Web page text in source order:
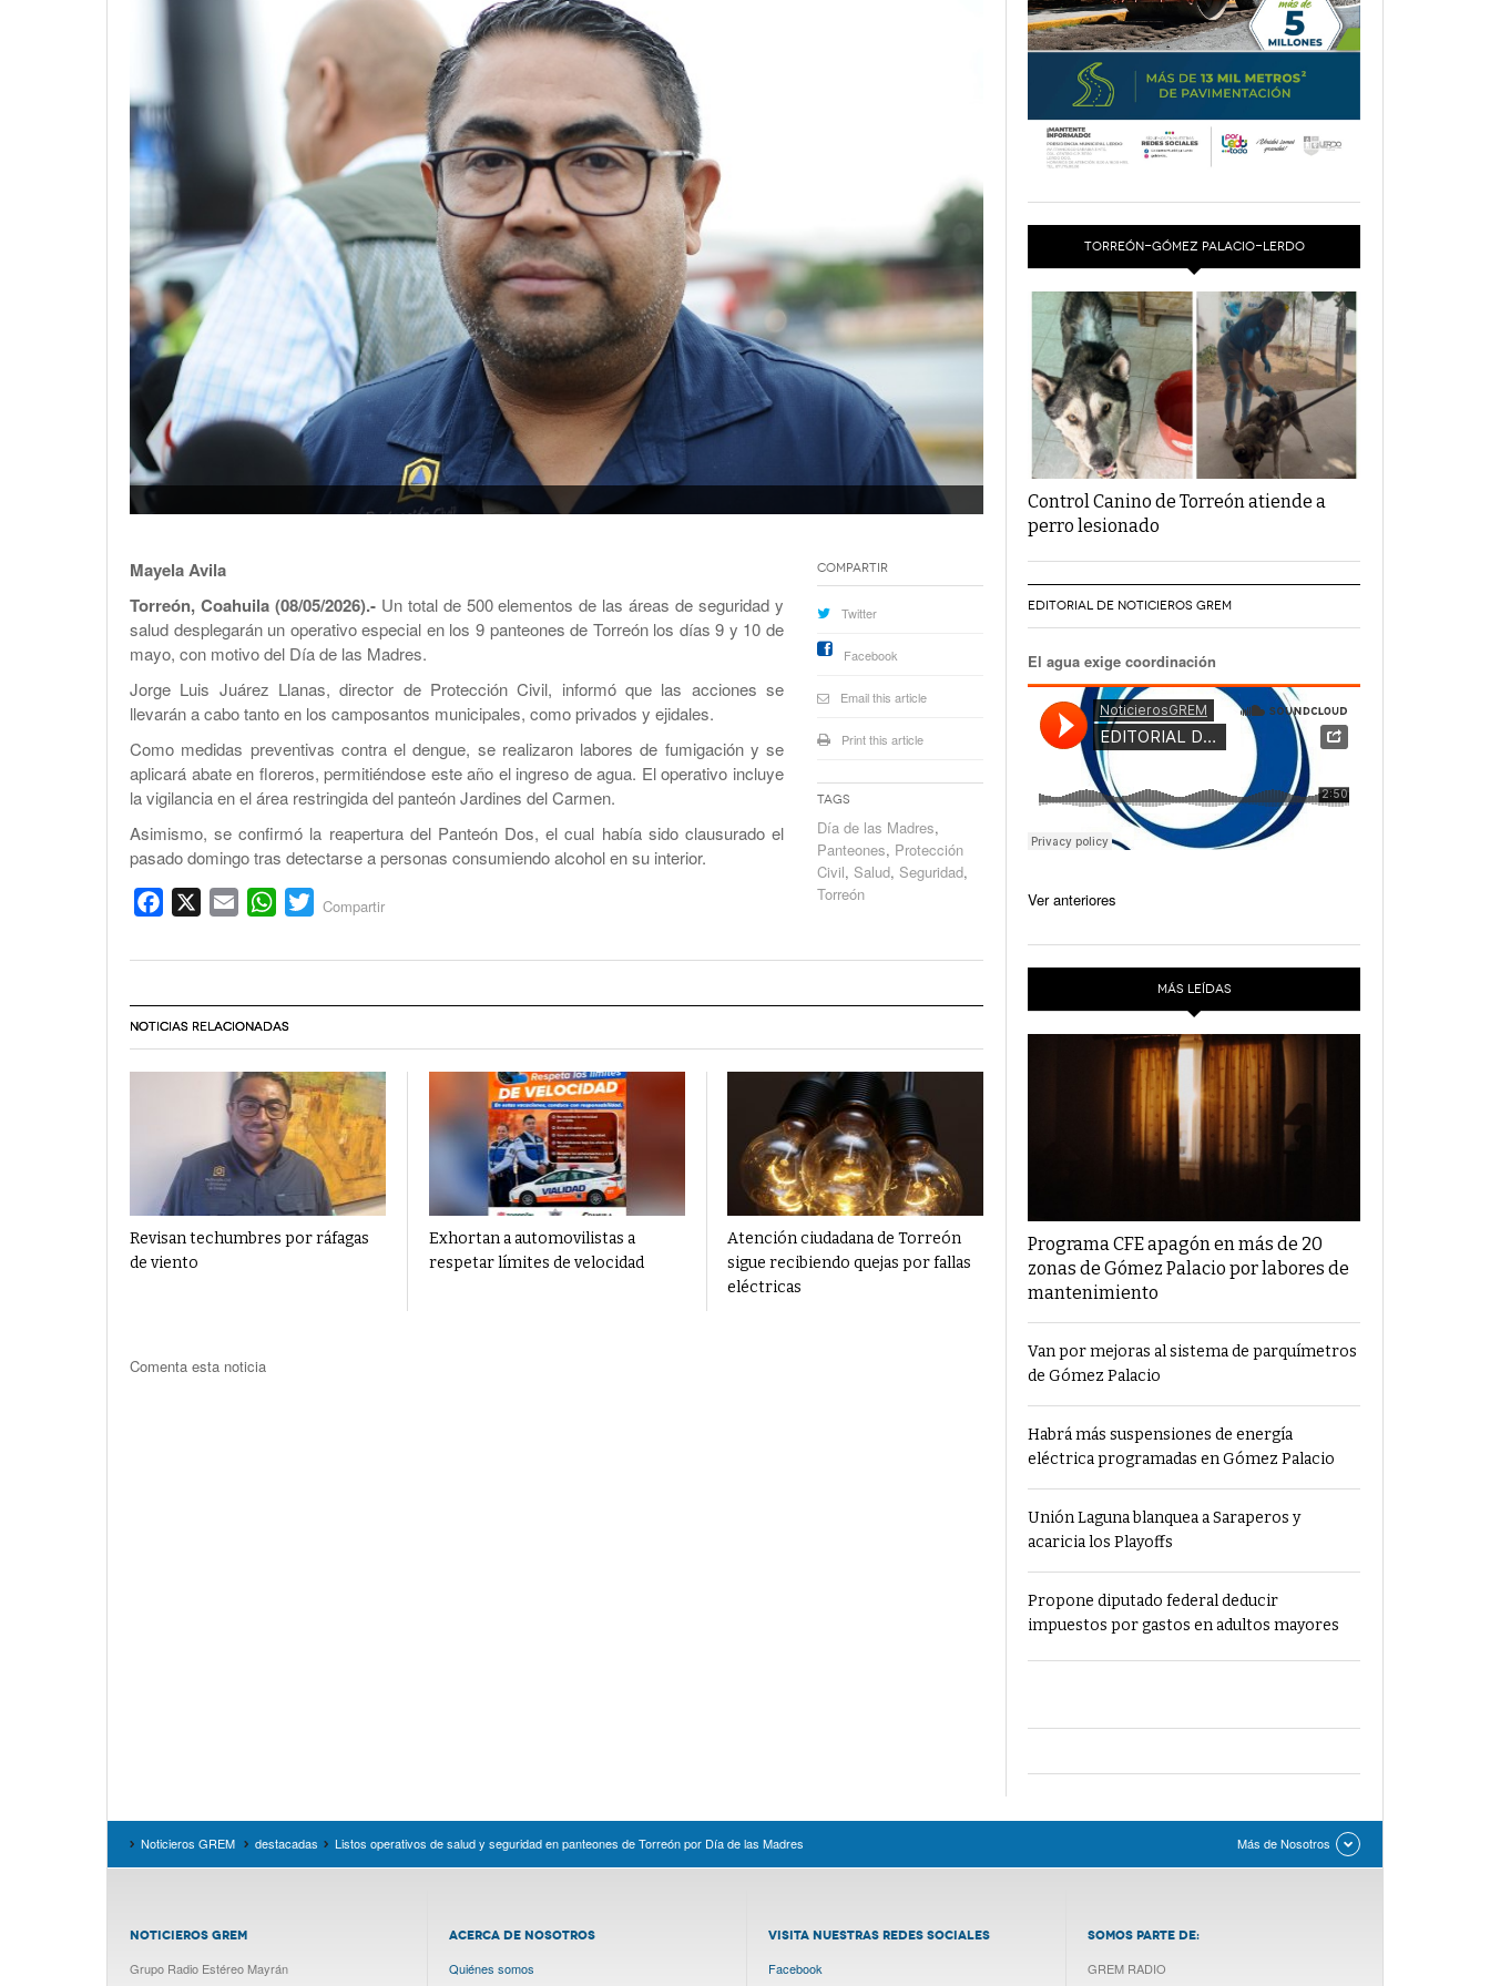
Mayela Avila
Torreón, Coahuila (08/05/2026).-Un total de 500 elementos de las áreas de seguridad y
salud desplegarán un operativo especial en los 9 panteones de Torreón los días 9 y 10 de
mayo, con motivo del Día de las Madres.
Jorge Luis Juárez Llanas, director de Protección Civil, informó que las acciones se
llevarán a cabo tanto en los camposantos municipales, como privados y ejidales.
Como medidas preventivas contra el dengue, se realizaron labores de fumigación y se
aplicará abate en floreros, permitiéndose este año el ingreso de agua. El operativo incluye
la vigilancia en el área restringida del panteón Jardines del Carmen.
Asimismo, se confirmó la reapertura del Panteón Dos, el cual había sido clausurado el
pasado domingo tras detectarse a personas consumiendo alcohol en su interior.
Facebook Email WhatsApp
Twitter
Compartir
Compartir
Twitter
Facebook
Email this article
Print this article
Tags
Día de las Madres,
Panteones, Protección
Civil, Salud, Seguridad,
Torreón
NOTICIAS RELACIONADAS
Revisan techumbres por ráfagas
de viento
Exhortan a automovilistas a
respetar límites de velocidad
Atención ciudadana de Torreón
sigue recibiendo quejas por fallas
eléctricas
Comenta esta noticia
TORREÓN-GÓMEZ PALACIO-LERDO
Control Canino de Torreón atiende a
perro lesionado
EDITORIAL DE NOTICIEROS GREM
El agua exige coordinación
Ver anteriores
MÁS LEÍDAS
Programa CFE apagón en más de 20
zonas de Gómez Palacio por labores de
mantenimiento
Van por mejoras al sistema de parquímetros
de Gómez Palacio
Habrá más suspensiones de energía
eléctrica programadas en Gómez Palacio
Unión Laguna blanquea a Saraperos y
acaricia los Playoffs
Propone diputado federal deducir
impuestos por gastos en adultos mayores
Noticieros GREM destacadas Listos operativos de salud y seguridad en panteones de Torreón por Día de las Madres Más de Nosotros
NOTICIEROS GREM
Grupo Radio Estéreo Mayrán
ACERCA DE NOSOTROS
Quiénes somos
VISITA NUESTRAS REDES SOCIALES
Facebook
SOMOS PARTE DE:
GREM RADIO